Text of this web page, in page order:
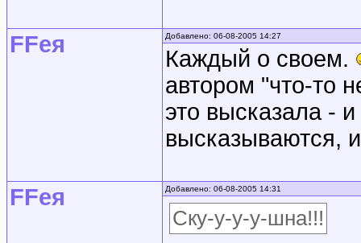
FFея Добавлено: 06-08-2005 14:27
Каждый о своем.
автором "что-то
это высказала -
высказываются,
FFея Добавлено: 06-08-2005 14:31
Ску-у-у-у-шна!!!